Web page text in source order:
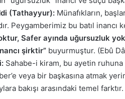
(Tathayyur): Münafıkların,
Peygamberimiz bu batıl
Safer ayında uğursuzluk
şirktir” buyurmuştur. (Ebû
Sahabe-i kiram, bu ayetin ruhuna
veya bir başkasına atmak
bakışı arasındaki temel farktır.